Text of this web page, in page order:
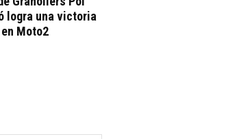
logra una victoria
Moto2